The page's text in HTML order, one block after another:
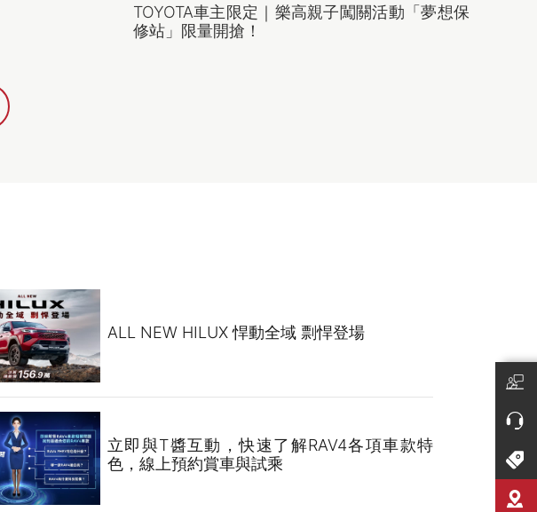
TOYOTA車主限定｜樂高親子闖關活動「夢想保
修站」限量開搶！
ALL NEW HILUX 悍動全域 剽悍登場
立即與T醬互動，快速了解RAV4各項車款特
色，線上預約賞車與試乘